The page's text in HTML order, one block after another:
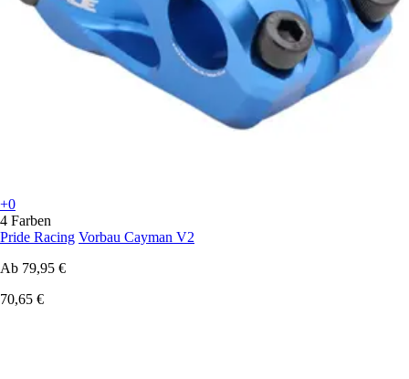
+0
4 Farben
Pride Racing Vorbau Cayman V2
Ab 79,95 €
70,65 €